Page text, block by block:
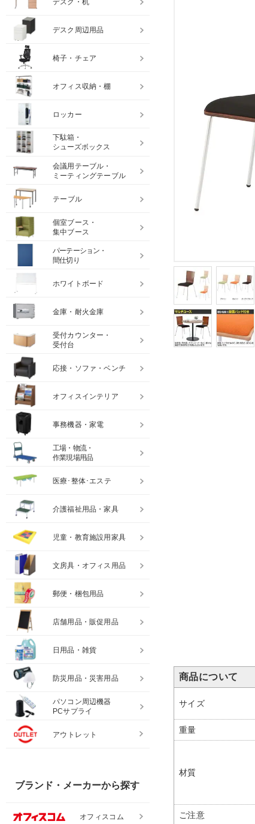
商品について
サイズ
重量
材質
ご注意
デスク・机
デスク周辺用品
椅子・チェア
オフィス収納・棚
ロッカー
下駄箱・
シューズボックス
会議用テーブル・
ミーティングテーブル
テーブル
個室ブース・
集中ブース
パーテーション・
間仕切り
ホワイトボード
金庫・耐火金庫
受付カウンター・
受付台
応接・ソファ・ベンチ
オフィスインテリア
事務機器・家電
工場・物流・
作業現場用品
医療･整体･エステ
介護福祉用品・家具
児童・教育施設用家具
文房具・オフィス用品
郵便・梱包用品
店舗用品・販促用品
日用品・雑貨
防災用品・災害用品
パソコン周辺機器
PCサプライ
アウトレット
ブランド・メーカーから探す
オフィスコム